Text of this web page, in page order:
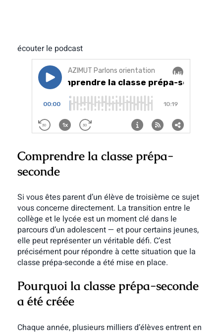
écouter le podcast
Comprendre la classe prépa-
seconde
Si vous êtes parent d’un élève de troisième ce sujet
vous concerne directement. La transition entre le
collège et le lycée est un moment clé dans le
parcours d’un adolescent — et pour certains jeunes,
elle peut représenter un véritable défi. C’est
précisément pour répondre à cette situation que la
classe prépa-seconde a été mise en place.
Pourquoi la classe prépa-seconde
a été créée
Chaque année, plusieurs milliers d’élèves entrent en